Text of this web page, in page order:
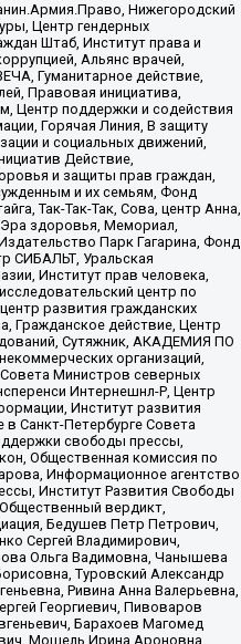
Нижегородский
Центр гендерных
Штаб, Институт права и
Альянс врачей,
Гуманитарное действие,
Правовая инициатива,
Центр поддержки и содействия
Горячая Линия, В защиту
и социальных движений,
Действие,
и защиты прав граждан,
и их семьям, Фонд
Так-Так-Так, Сова, центр Анна,
здоровья, Мемориал,
Парк Гагарина, Фонд
СИБАЛЬТ, Уральская
Институт прав человека,
центр по
развития гражданских
Гражданское действие, Центр
Сутяжник, АКАДЕМИЯ ПО
организаций,
Министров северных
Интернешнл-Р, Центр
Институт развития
Санкт-Петербурге Совета
свободы прессы,
Общественная комиссия по
Информационное агентство
Институт Развития Свободы
вердикт,
Бедушев Петр Петрович,
Сергей Владимирович,
Ольга Вадимовна, Чанышева
Туровский Александр
Ривина Анна Валерьевна,
Георгиевич, Пивоваров
Барахоев Магомед
Мошель Ирина Ароновна,